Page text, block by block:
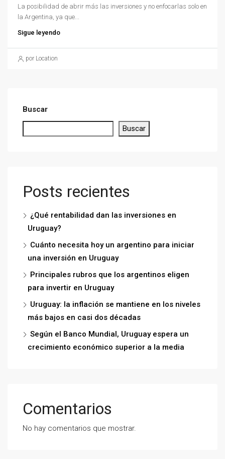
La posibilidad de abrir más las inversiones y no enfocarlas solo en
la Argentina, ya que...
Sigue leyendo
por Location
Buscar
Buscar
Posts recientes
¿Qué rentabilidad dan las inversiones en
Uruguay?
Cuánto necesita hoy un argentino para iniciar
una inversión en Uruguay
Principales rubros que los argentinos eligen
para invertir en Uruguay
Uruguay: la inflación se mantiene en los niveles
más bajos en casi dos décadas
Según el Banco Mundial, Uruguay espera un
crecimiento económico superior a la media
Comentarios
No hay comentarios que mostrar.